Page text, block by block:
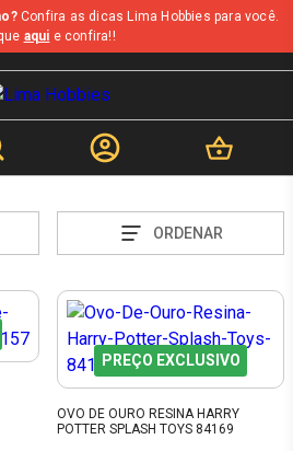
Confira as dicas Lima Hobbies para você.
aqui e confira!!
ORDENAR
PREÇO EXCLUSIVO
OVO DE OURO RESINA HARRY
POTTER SPLASH TOYS 84169